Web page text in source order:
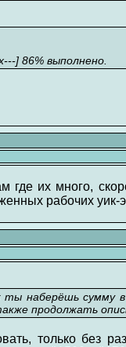
] 86% выполнено.
где их много,
рабочих уик-
наберёшь сумму
продолжать
только без